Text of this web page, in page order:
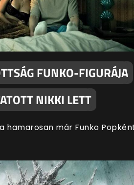
FUNKO-FIGURÁJA
NIKKI LETT
hamarosan már Funko